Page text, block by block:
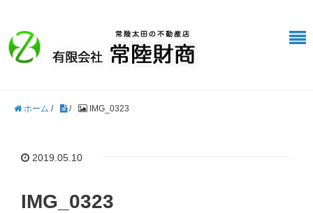
ホーム / / IMG_0323
2019.05.10
IMG_0323